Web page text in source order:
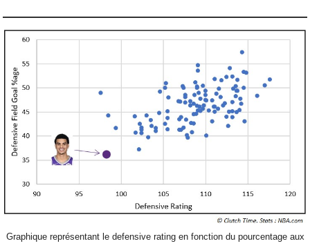
Graphique représentant le defensive rating en fonction du pourcentage aux